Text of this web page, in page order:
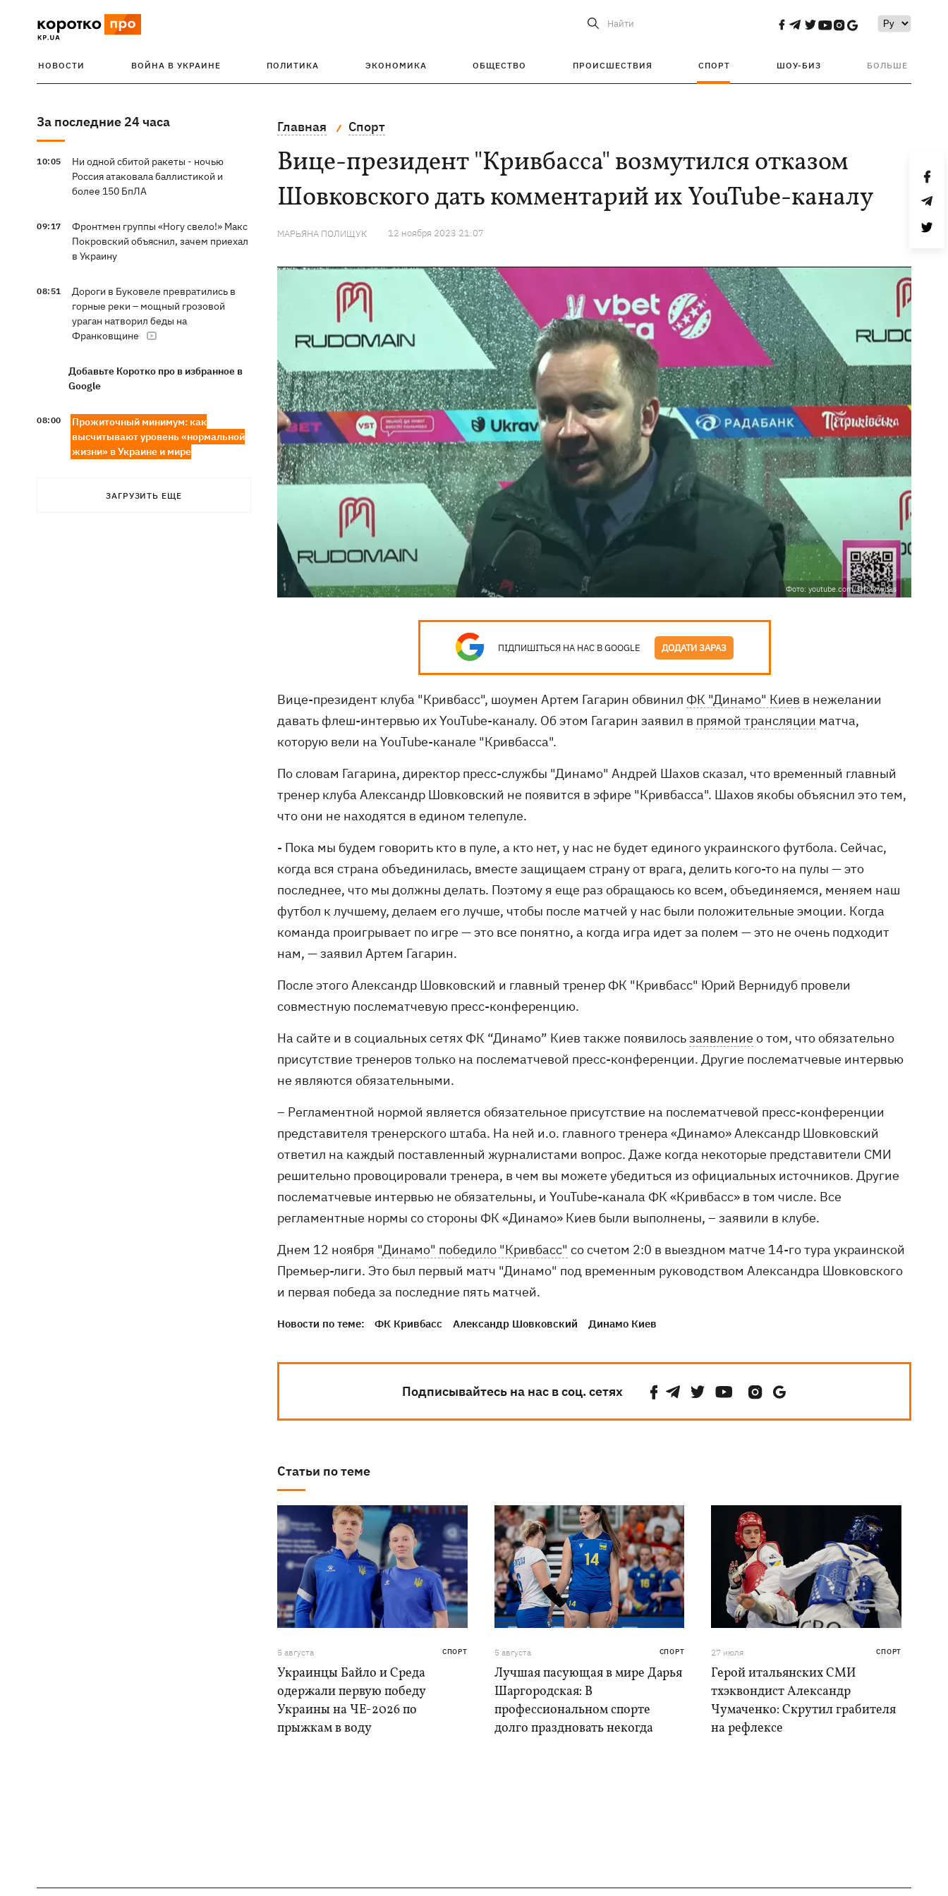
Найти
НОВОСТИ ВОЙНА В УКРАИНЕ ПОЛИТИКА ЭКОНОМИКА ОБЩЕСТВО ПРОИСШЕСТВИЯ СПОРТ ШОУ-БИЗ БОЛЬШЕ
За последние 24 часа
10:05
Ни одной сбитой ракеты - ночью
Россия атаковала баллистикой и
более 150 БпЛА
09:17
Фронтмен группы «Ногу свело!» Макс
Покровский объяснил, зачем приехал
в Украину
08:51
Дороги в Буковеле превратились в
горные реки – мощный грозовой
ураган натворил беды на
Франковщине
Добавьте Коротко про в избранное в
Google
08:00
Прожиточный минимум: как
высчитывают уровень «нормальной
жизни» в Украине и мире
драка, есть раненые, - соцсети
ЗАГРУЗИТЬ ЕЩЕ
Главная Спорт
Вице-президент "Кривбасса" возмутился отказом
Шовковского дать комментарий их YouTube-каналу
МАРЬЯНА ПОЛИЩУК 12 ноября 2023 21:07
Фото: youtube.com/@fckryvbas
ПІДПИШІТЬСЯ НА НАС В GOOGLE ДОДАТИ ЗАРАЗ
Вице-президент клуба "Кривбасс", шоумен Артем Гагарин обвинил ФК "Динамо" Киев в нежелании
давать флеш-интервью их YouTube-каналу. Об этом Гагарин заявил в прямой трансляции матча,
которую вели на YouTube-канале "Кривбасса".
По словам Гагарина, директор пресс-службы "Динамо" Андрей Шахов сказал, что временный главный
тренер клуба Александр Шовковский не появится в эфире "Кривбасса". Шахов якобы объяснил это тем,
что они не находятся в едином телепуле.
- Пока мы будем говорить кто в пуле, а кто нет, у нас не будет единого украинского футбола. Сейчас,
когда вся страна объединилась, вместе защищаем страну от врага, делить кого-то на пулы — это
последнее, что мы должны делать. Поэтому я еще раз обращаюсь ко всем, объединяемся, меняем наш
футбол к лучшему, делаем его лучше, чтобы после матчей у нас были положительные эмоции. Когда
команда проигрывает по игре — это все понятно, а когда игра идет за полем — это не очень подходит
нам, — заявил Артем Гагарин.
После этого Александр Шовковский и главный тренер ФК "Кривбасс" Юрий Вернидуб провели
совместную послематчевую пресс-конференцию.
На сайте и в социальных сетях ФК “Динамо” Киев также появилосьзаявление о том, что обязательно
присутствие тренеров только на послематчевой пресс-конференции. Другие послематчевые интервью
не являются обязательными.
– Регламентной нормой является обязательное присутствие на послематчевой пресс-конференции
представителя тренерского штаба. На ней и.о. главного тренера «Динамо» Александр Шовковский
ответил на каждый поставленный журналистами вопрос. Даже когда некоторые представители СМИ
решительно провоцировали тренера, в чем вы можете убедиться из официальных источников. Другие
послематчевые интервью не обязательны, и YouTube-канала ФК «Кривбасс» в том числе. Все
регламентные нормы со стороны ФК «Динамо» Киев были выполнены, – заявили в клубе.
Днем 12 ноября "Динамо" победило "Кривбасс" со счетом 2:0 в выездном матче 14-го тура украинской
Премьер-лиги. Это был первый матч "Динамо" под временным руководством Александра Шовковского
и первая победа за последние пять матчей.
Новости по теме: ФК Кривбасс Александр Шовковский Динамо Киев
Подписывайтесь на нас в соц. сетях
Статьи по теме
5 августа СПОРТ
Украинцы Байло и Среда
одержали первую победу
Украины на ЧЕ-2026 по
прыжкам в воду
5 августа СПОРТ
Лучшая пасующая в мире Дарья
Шаргородская: В
профессиональном спорте
долго праздновать некогда
27 июля СПОРТ
Герой итальянских СМИ
тхэквондист Александр
Чумаченко: Скрутил грабителя
на рефлексе